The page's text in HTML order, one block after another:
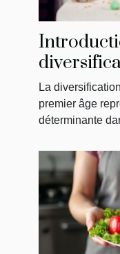
après le
La
premier âge
déterminante